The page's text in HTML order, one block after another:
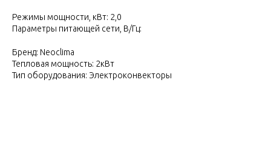
Режимы мощности, кВт: 2,0
Параметры питающей сети, В/Гц:
Бренд: Neoclima
Тепловая мощность: 2кВт
Тип оборудования: Электроконвекторы